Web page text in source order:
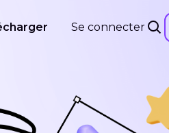
Se connecter